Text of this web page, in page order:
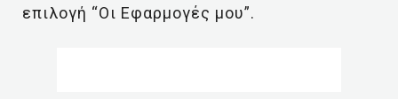
επιλογή “Οι Εφαρμογές μου”.